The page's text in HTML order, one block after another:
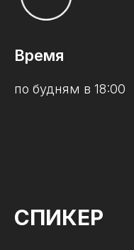
Время
по будням в 18:00
СПИКЕР